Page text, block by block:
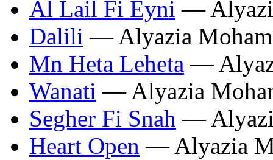
Al Lail Fi Eyni —
Dalili — Alyazia
Mn Heta Leheta —
Wanati — Alyazia
Segher Fi Snah —
Heart Open — Alyazia